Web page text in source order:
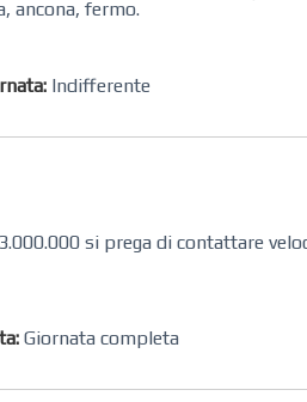
ancona, fermo.
Indifferente
si prega di contattare
Giornata completa